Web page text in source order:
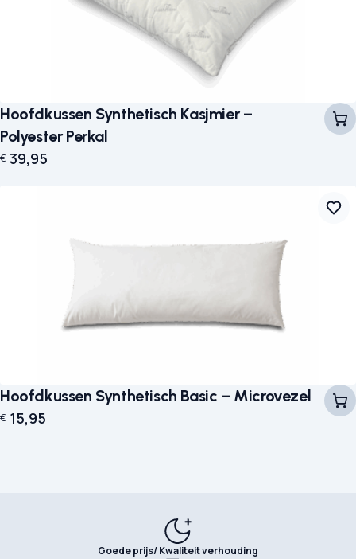
Hoofdkussen Synthetisch Kasjmier –
Polyester Perkal
€ 39,95
Hoofdkussen Synthetisch Basic – Microvezel
€ 15,95
Goede prijs/ Kwaliteit verhouding